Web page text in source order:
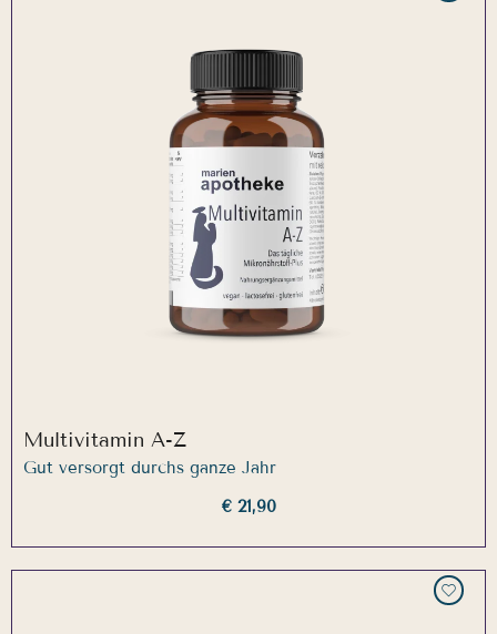
Multivitamin A-Z
Gut versorgt durchs ganze Jahr
€ 21,90